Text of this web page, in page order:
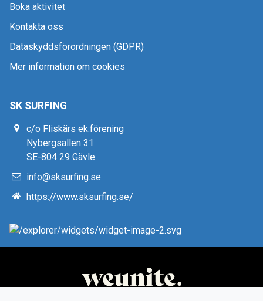
Boka aktivitet
Kontakta oss
Dataskyddsförordningen (GDPR)
Mer information om cookies
SK SURFING
c/o Fliskärs ek.förening
Nybergsallen 31
SE-804 29 Gävle
info@sksurfing.se
https://www.sksurfing.se/